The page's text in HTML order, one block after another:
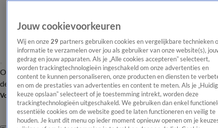
OverzichtAfleveringen Entertainment TV Algemeen
Tip
de redactieNieuwsbrief
Volg Shownieuws
Jouw cookievoorkeuren
Wij en onze 29 partners gebruiken cookies en vergelijkbare technieken
informatie te verzamelen over jou als gebruiker van onze website(s),
gedrag en jouw apparaten. Als je „Alle cookies accepteren” selecteert,
worden trackingtechnologieën ingeschakeld om onze advertenties en
content te kunnen personaliseren, onze producten en diensten te
en om de prestaties van advertenties en content te meten. Als je
keuze opslaan” selecteert of je toestemming intrekt, worden deze
trackingtechnologieën uitgeschakeld. We gebruiken dan enkel
essentiële cookies om de website goed te laten functioneren en veilig te
houden. Je kunt dit menu op ieder moment opnieuw openen om je